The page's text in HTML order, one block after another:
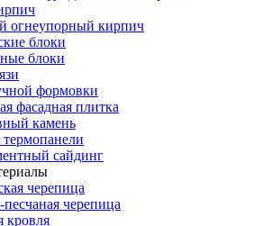
огнеупорный кирпич
блоки
блоки
формовки
фасадная плитка
камень
сайдинг
черепица
черепица
кровля